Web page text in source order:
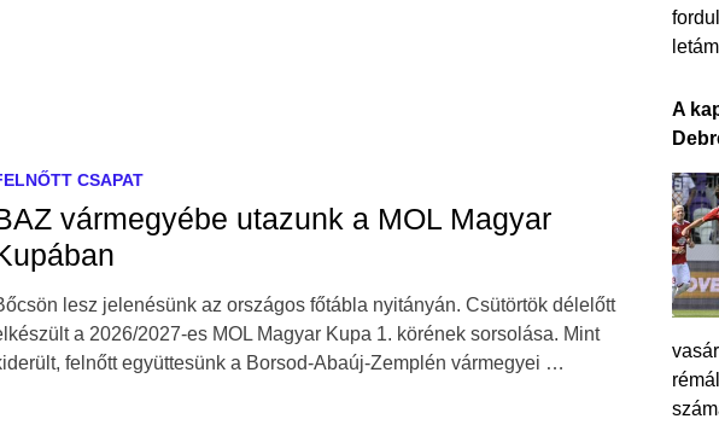
CSAPAT
vármegyébe utazunk a MOL Magyar
lesz jelenésünk az országos főtábla nyitányán. Csütörtök délelőtt
a 2026/2027-es MOL Magyar Kupa 1. körének sorsolása. Mint
felnőtt együttesünk a Borsod-Abaúj-Zemplén vármegyei …
A